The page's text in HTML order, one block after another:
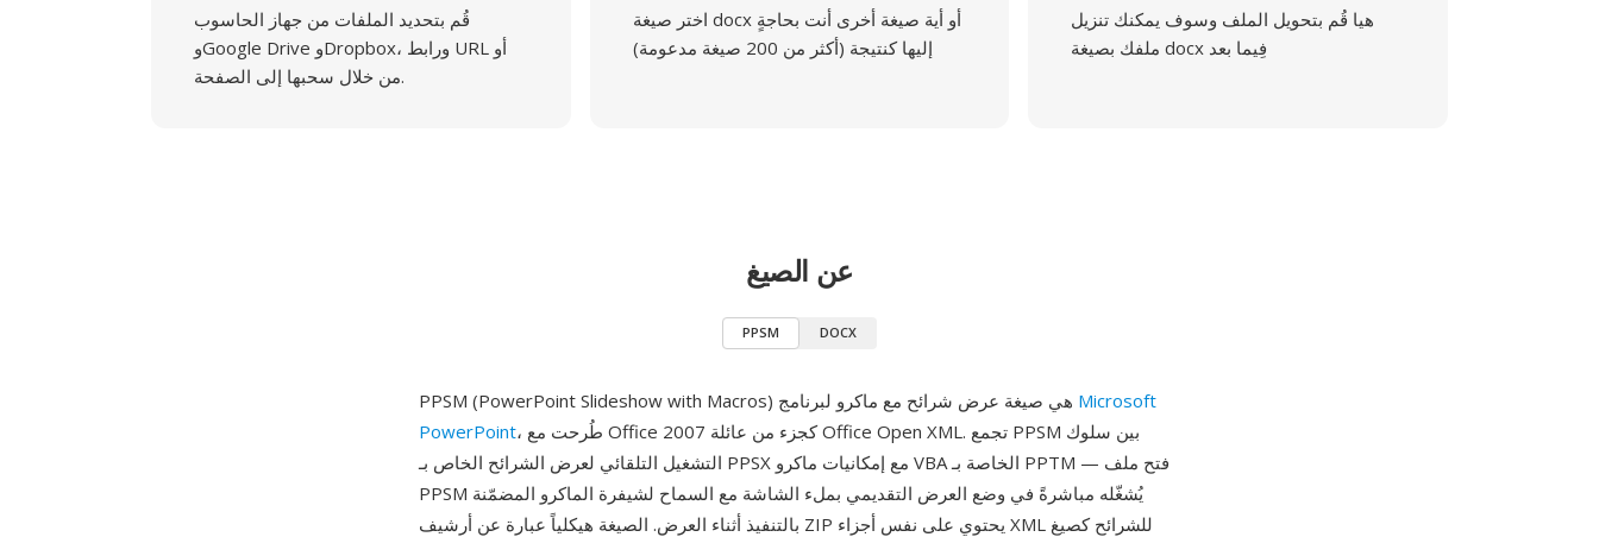
قُم بتحديد الملفات من جهاز الحاسوب
وGoogle Drive وDropbox، ورابط URL أو
من خلال سحبها إلى الصفحة.
اختر صيغة docx أو أية صيغة أخرى أنت بحاجةٍ
إليها كنتيجة (أكثر من 200 صيغة مدعومة)
هيا قُم بتحويل الملف وسوف يمكنك تنزيل
ملفك بصيغة docx فِيما بعد
عن الصيغ
PPSM DOCX
Microsoft
PowerPoint، طُرحت مع Office 2007 كجزء من عائلة Office Open XML. تجمع PPSM بين سلوك
التشغيل التلقائي لعرض الشرائح الخاص بـ PPSX مع إمكانيات ماكرو VBA الخاصة بـ PPTM — فتح ملف
PPSM يُشغّله مباشرةً في وضع العرض التقديمي بملء الشاشة مع السماح لشيفرة الماكرو المضمّنة
بالتنفيذ أثناء العرض. الصيغة هيكلياً عبارة عن أرشيف ZIP يحتوي على نفس أجزاء XML للشرائح كصيغ